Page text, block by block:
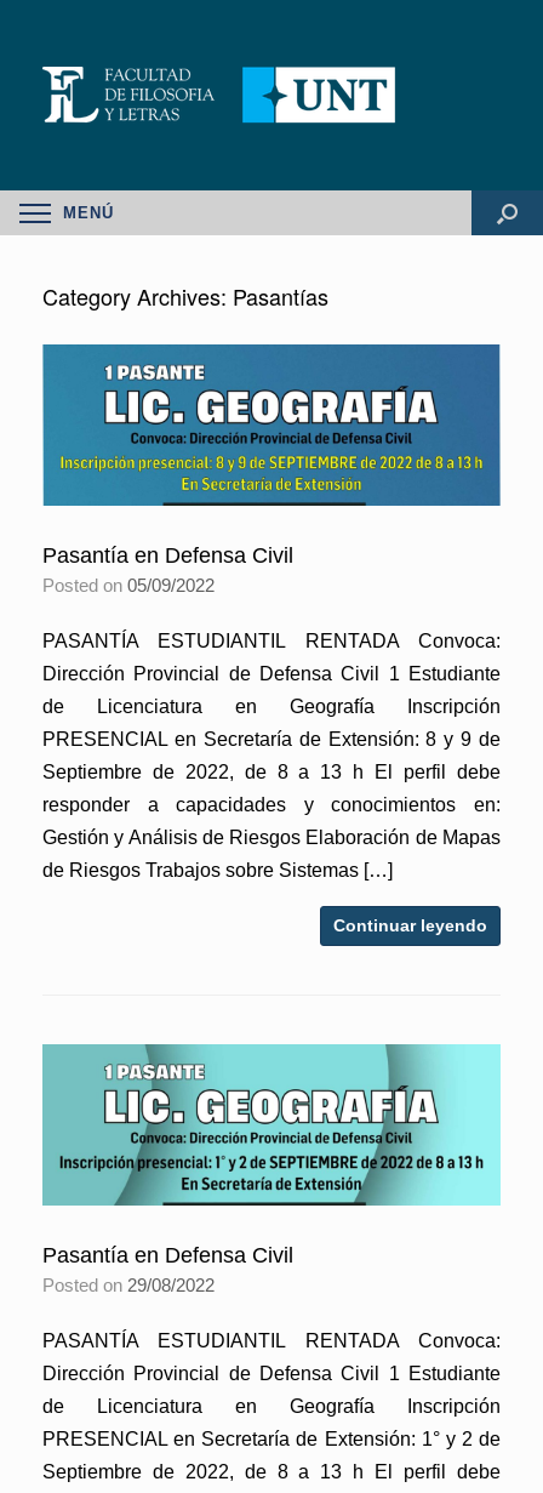
MENÚ
Category Archives: Pasantías
Pasantía en Defensa Civil
Posted on 05/09/2022
PASANTÍA ESTUDIANTIL RENTADA Convoca:
Dirección Provincial de Defensa Civil 1 Estudiante
de Licenciatura en Geografía Inscripción
PRESENCIAL en Secretaría de Extensión: 8 y 9 de
Septiembre de 2022, de 8 a 13 h El perfil debe
responder a capacidades y conocimientos en:
Gestión y Análisis de Riesgos Elaboración de Mapas
de Riesgos Trabajos sobre Sistemas […]
Continuar leyendo
Pasantía en Defensa Civil
Posted on 29/08/2022
PASANTÍA ESTUDIANTIL RENTADA Convoca:
Dirección Provincial de Defensa Civil 1 Estudiante
de Licenciatura en Geografía Inscripción
PRESENCIAL en Secretaría de Extensión: 1° y 2 de
Septiembre de 2022, de 8 a 13 h El perfil debe